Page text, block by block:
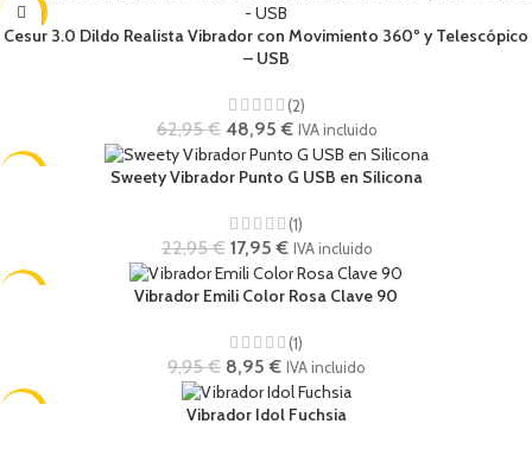
-22%
Cesur 3.0 Dildo Realista Vibrador con Movimiento 360º y Telescópico
– USB
(2)
62,95€ 48,95€ IVA incluido
Sweety Vibrador Punto G USB en Silicona
(1)
22,95€ 17,95€ IVA incluido
Vibrador Emili Color Rosa Clave 90
(1)
9,95€ 8,95€ IVA incluido
Vibrador Idol Fuchsia